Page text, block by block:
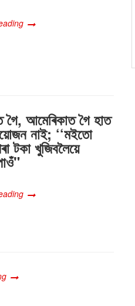
গৈ, আমেৰিকাত গৈ হাত
নাই; ‘‘মইতো
টকা খুজিবলৈয়ে